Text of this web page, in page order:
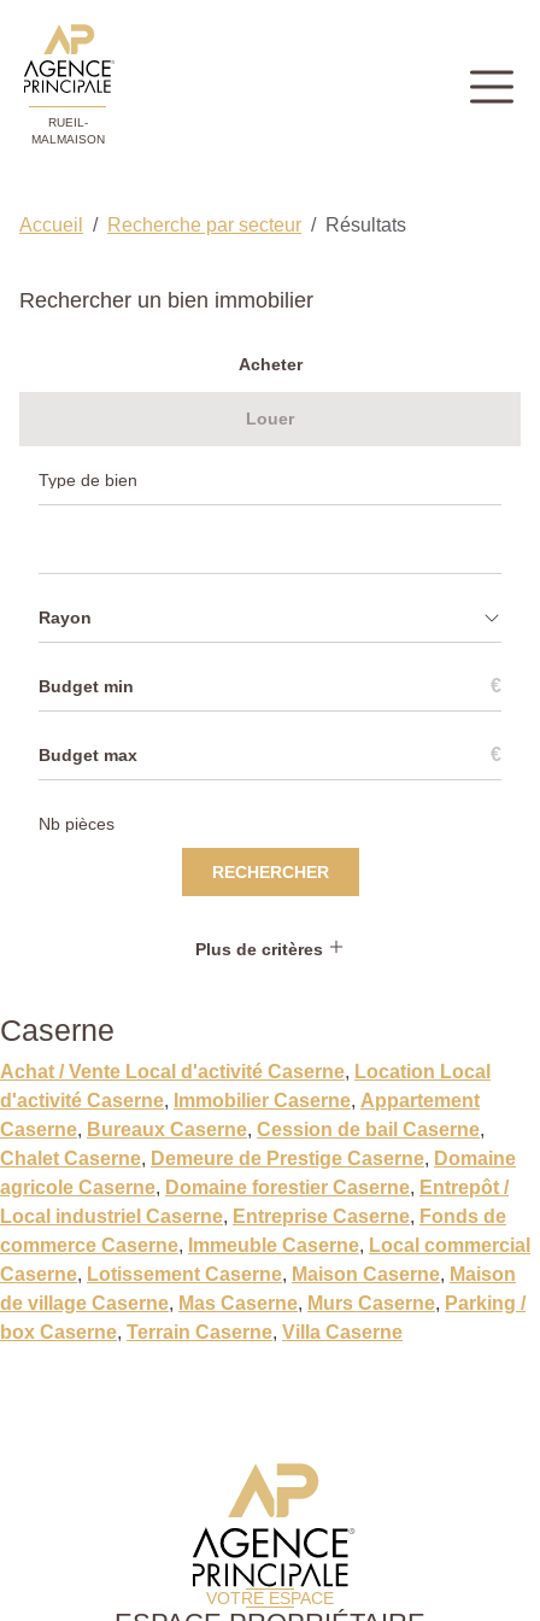
RUEIL-
MALMAISON
Accueil Recherche par secteur Résultats
Rechercher un bien immobilier
Acheter
Louer
Rayon
€
€
RECHERCHER
Plus de critères
Caserne
Achat / Vente Local d'activité Caserne, Location Local
d'activité Caserne, Immobilier Caserne, Appartement
Caserne, Bureaux Caserne, Cession de bail Caserne,
Chalet Caserne, Demeure de Prestige Caserne, Domaine
agricole Caserne, Domaine forestier Caserne, Entrepôt /
Local industriel Caserne, Entreprise Caserne, Fonds de
commerce Caserne, Immeuble Caserne, Local commercial
Caserne, Lotissement Caserne, Maison Caserne, Maison
de village Caserne, Mas Caserne, Murs Caserne, Parking /
box Caserne, Terrain Caserne, Villa Caserne
VOTRE ESPACE